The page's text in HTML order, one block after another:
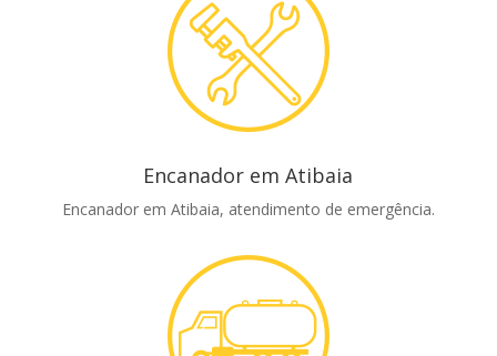
Encanador em Atibaia
Encanador em Atibaia, atendimento de emergência.